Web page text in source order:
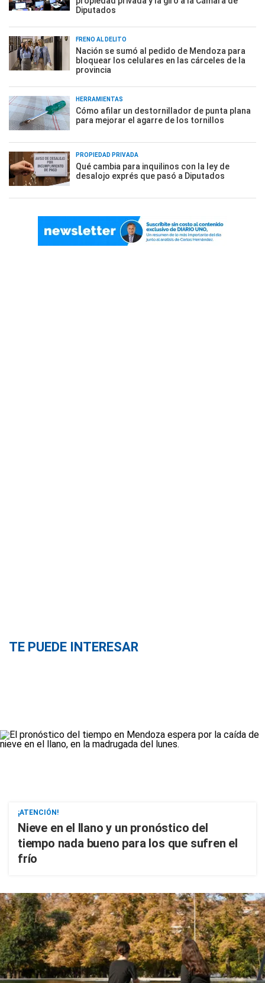
Diputados
FRENO AL DELITO
Nación se sumó al pedido de Mendoza para
bloquear los celulares en las cárceles de la
provincia
HERRAMIENTAS
Cómo afilar un destornillador de punta plana
para mejorar el agarre de los tornillos
PROPIEDAD PRIVADA
Qué cambia para inquilinos con la ley de
desalojo exprés que pasó a Diputados
TE PUEDE INTERESAR
¡ATENCIÓN!
Nieve en el llano y un pronóstico del
tiempo nada bueno para los que sufren el
frío